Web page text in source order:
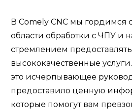
В Comely CNC мы гордимся
области обработки с ЧПУ и
стремлением предоставлять
высококачественные
это исчерпывающее
предоставило ценную
которые помогут вам